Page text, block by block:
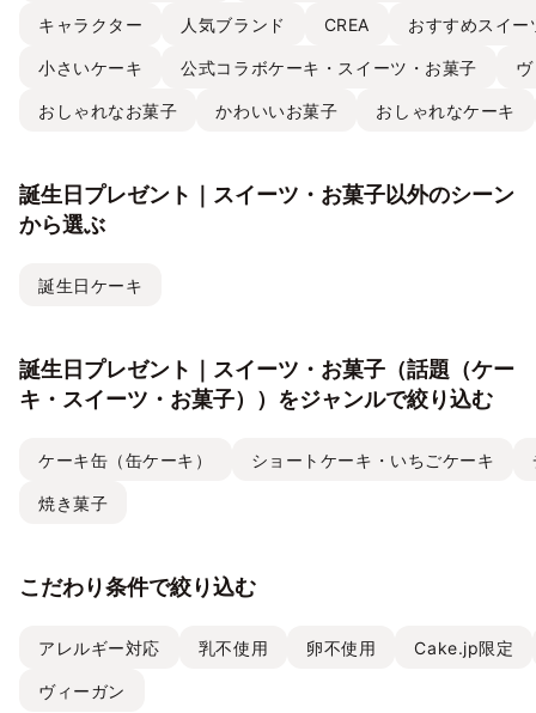
キャラクター 人気ブランド CREA おすすめスイー
小さいケーキ 公式コラボケーキ・スイーツ・お菓子
おしゃれなお菓子 かわいいお菓子 おしゃれなケーキ
誕生日プレゼント｜スイーツ・お菓子以外のシーン
から選ぶ
誕生日ケーキ
誕生日プレゼント｜スイーツ・お菓子（話題（ケー
キ・スイーツ・お菓子））をジャンルで絞り込む
ケーキ缶（缶ケーキ） ショートケーキ・いちごケーキ
焼き菓子
こだわり条件で絞り込む
アレルギー対応 乳不使用 卵不使用 Cake.jp限定
ヴィーガン